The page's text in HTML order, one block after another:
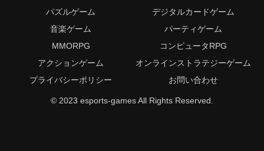
パズルゲーム
デジタルカードゲーム
音楽ゲーム
パーティゲーム
MMORPG
コンピュータRPG
アクションゲーム
オンラインストラテジーゲーム
プライバシーポリシー
お問い合わせ
© 2023 esports-games All Rights Reserved.